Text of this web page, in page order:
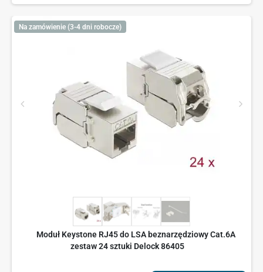
Na zamówienie (3-4 dni robocze)
Moduł Keystone RJ45 do LSA beznarzędziowy Cat.6A
zestaw 24 sztuki Delock 86405